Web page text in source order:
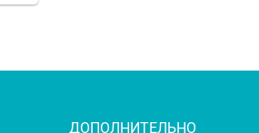
ДОПОЛНИТЕЛЬНО